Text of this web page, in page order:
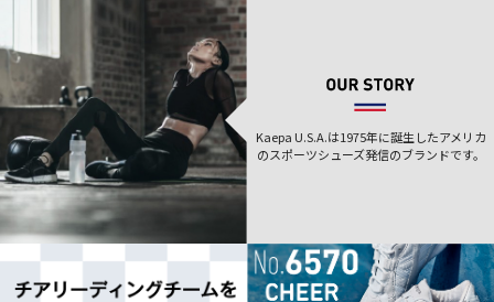
Kaepa U.S.A.は1975年に誕生したアメリカ
のスポーツシューズ発信のブランドです。